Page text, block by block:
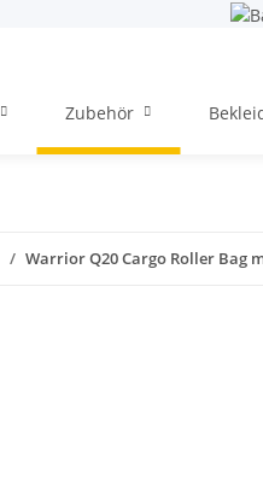
Zubehör
Warrior Q20 Cargo Roller Bag